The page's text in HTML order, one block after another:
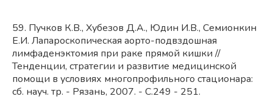
59. Пучков К.В., Хубезов Д.А., Юдин И.В., Семионкин
Е.И. Лапароскопическая аорто-подвздошная
лимфаденэктомия при раке прямой кишки //
Тенденции, стратегии и развитие медицинской
помощи в условиях многопрофильного стационара:
сб. науч. тр. - Рязань, 2007. - С.249 - 251.